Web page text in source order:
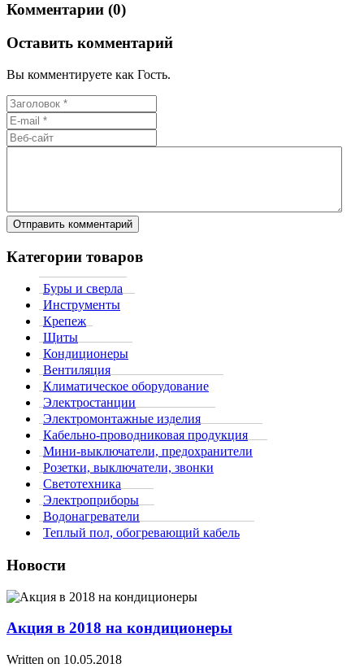
Комментарии (0)
Оставить комментарий
Вы комментируете как Гость.
Категории товаров
Буры и сверла
Инструменты
Крепеж
Щиты
Кондиционеры
Вентиляция
Климатическое оборудование
Электростанции
Электромонтажные изделия
Кабельно-проводниковая продукция
Мини-выключатели, предохранители
Розетки, выключатели, звонки
Светотехника
Электроприборы
Водонагреватели
Теплый пол, обогревающий кабель
Новости
Акция в 2018 на кондиционеры
Written on 10.05.2018